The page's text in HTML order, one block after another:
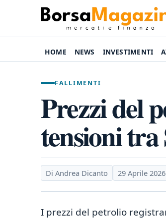
HOME NEWS INVESTIMENTI
FALLIMENTI
Prezzi del
tensioni
Di Andrea Dicanto 29 Aprile 2026
I prezzi del petrolio